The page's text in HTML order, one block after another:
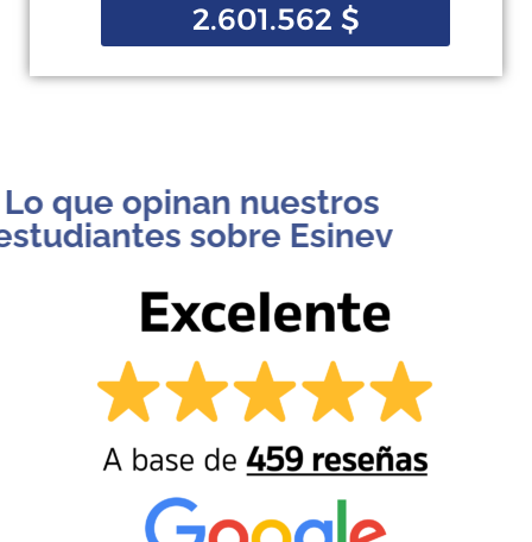
2.601.562 $
Lo que opinan nuestros
estudiantes sobre Esinev